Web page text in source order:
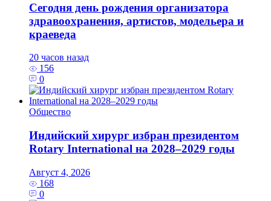
Сегодня день рождения организатора
здравоохранения, артистов, модельера и
краеведа
20 часов назад
156
0
Общество
Индийский хирург избран президентом
Rotary International на 2028–2029 годы
Август 4, 2026
168
0